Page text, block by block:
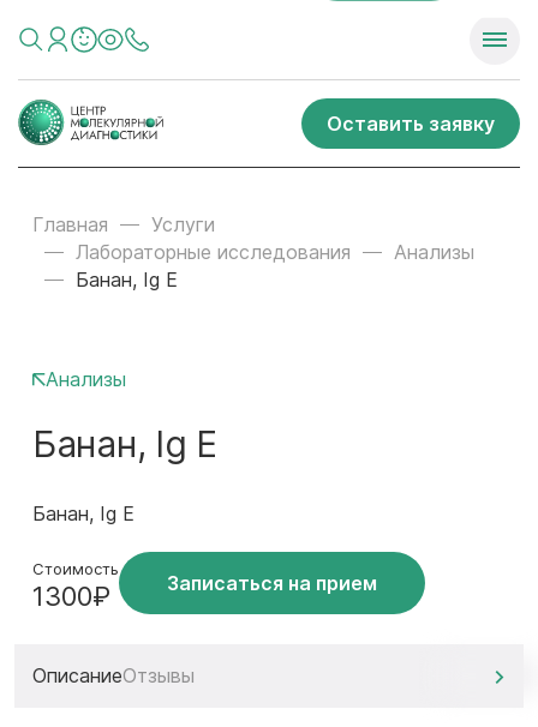
Оставить заявку
Главная
Услуги
Лабораторные исследования
Анализы
Банан, Ig E
Анализы
Банан, Ig E
Банан, Ig E
Стоимость
1300₽ Записаться на прием
ОписаниеОтзывы